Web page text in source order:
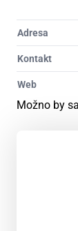
Adresa
Kontakt
Web
Možno by